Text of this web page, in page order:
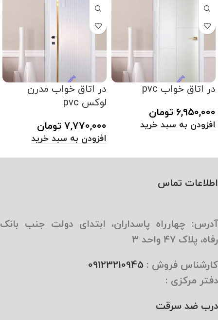
در اتاق خواب pvc
6,950,000 تومان
افزودن به سبد خرید
در اتاق خواب مدرن
لوکس pvc
7,770,000 تومان
افزودن به سبد خرید
اطلاعات تماس
آدرس: چهارراه پاسداران، ابتدای دولت جنب بانک
رفاه، پلاک ۴۷ واحد ۳
کارشناس فروش : 09123210945
دفتر مرکزی :
درب ضد سرقت